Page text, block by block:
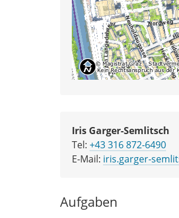
Iris Garger-Semlitsch
Tel: +43 316 872-6490
E-Mail: iris.garger-
Aufgaben